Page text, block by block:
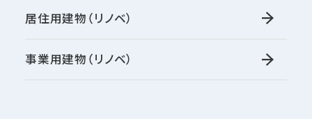
居住用建物（リノベ）
事業用建物（リノベ）